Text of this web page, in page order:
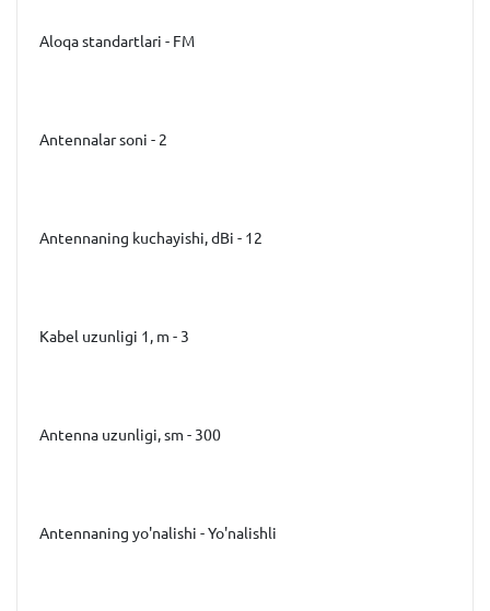
Aloqa standartlari - FM
Antennalar soni - 2
Antennaning kuchayishi, dBi - 12
Kabel uzunligi 1, m - 3
Antenna uzunligi, sm - 300
Antennaning yo'nalishi - Yo'nalishli